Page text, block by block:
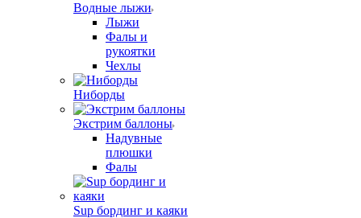
Водные лыжи
Лыжи
Фалы и
рукоятки
Чехлы
Ниборды
Экстрим баллоны
Надувные
плюшки
Фалы
Sup бординг и каяки